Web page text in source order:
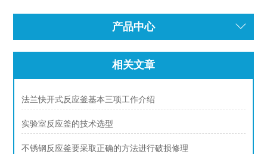
产品中心
相关文章
法兰快开式反应釜基本三项工作介绍
实验室反应釜的技术选型
不锈钢反应釜要采取正确的方法进行破损修理